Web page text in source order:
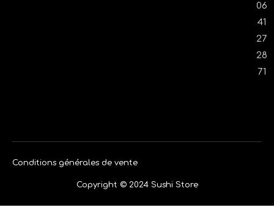
06
41
27
28
71
Copyright © 2024 Sushi Store
Conditions générales de vente